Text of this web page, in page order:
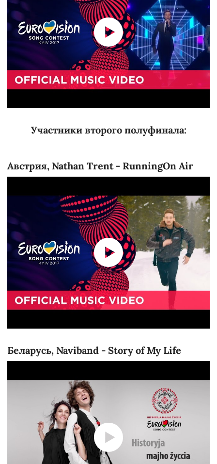
Участники второго полуфинала:
Австрия, Nathan Trent - RunningOn Air
Беларусь, Naviband - Story of My Life